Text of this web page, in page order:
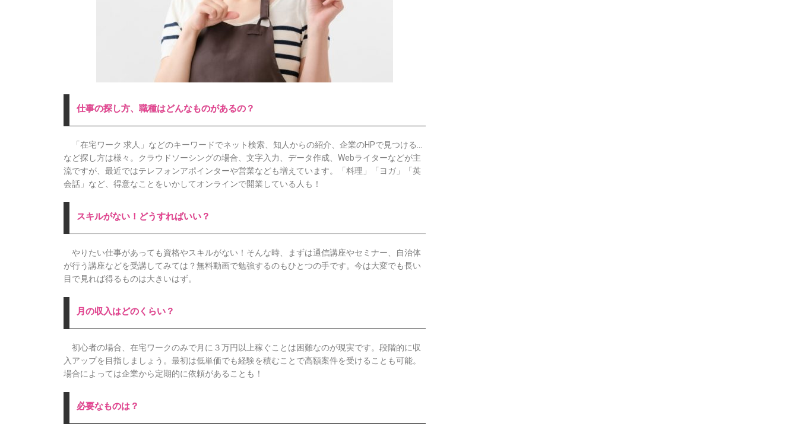
仕事の探し方、職種はどんなものがあるの？
「在宅ワーク 求人」などのキーワードでネット検索、知人からの紹介、企業のHPで見つける…
など探し方は様々。クラウドソーシングの場合、文字入力、データ作成、Webライターなどが主
流ですが、最近ではテレフォンアポインターや営業なども増えています。「料理」「ヨガ」「英
会話」など、得意なことをいかしてオンラインで開業している人も！
スキルがない！どうすればいい？
やりたい仕事があっても資格やスキルがない！そんな時、まずは通信講座やセミナー、自治体
が行う講座などを受講してみては？無料動画で勉強するのもひとつの手です。今は大変でも長い
目で見れば得るものは大きいはず。
月の収入はどのくらい？
初心者の場合、在宅ワークのみで月に３万円以上稼ぐことは困難なのが現実です。段階的に収
入アップを目指しましょう。最初は低単価でも経験を積むことで高額案件を受けることも可能。
場合によっては企業から定期的に依頼があることも！
必要なものは？